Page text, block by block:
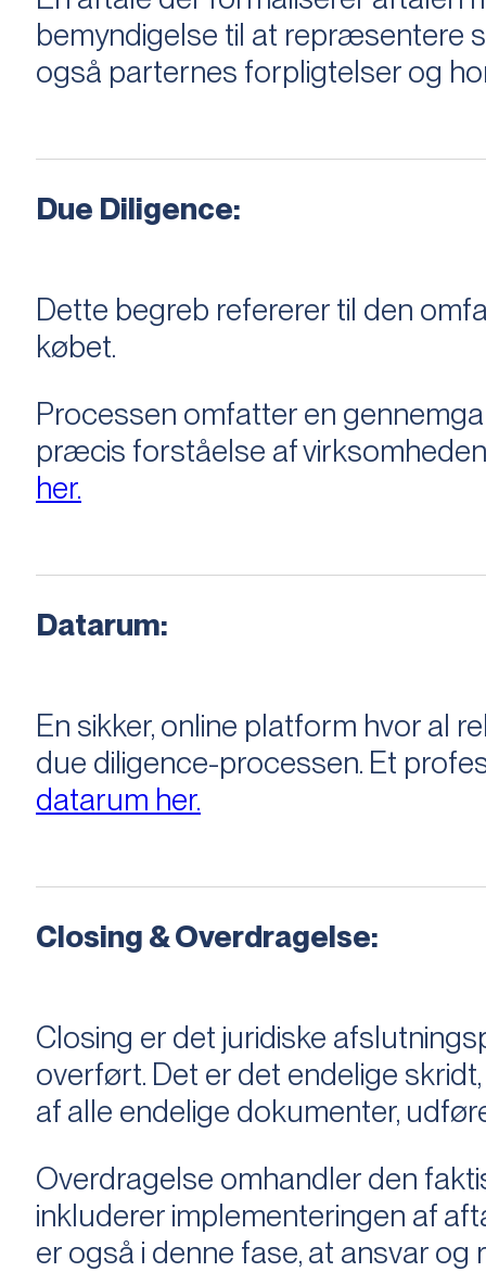
bemyndigelse til at repræsentere
også parternes forpligtelser og
Due Diligence:
Dette begreb refererer til den
købet.
Processen omfatter en
præcis forståelse af
her.
Datarum:
En sikker, online platform hvor al
due diligence-processen. Et
datarum her.
Closing & Overdragelse:
Closing er det juridiske
overført. Det er det endelige
af alle endelige dokumenter,
Overdragelse omhandler den
inkluderer implementeringen af
er også i denne fase, at ansvar